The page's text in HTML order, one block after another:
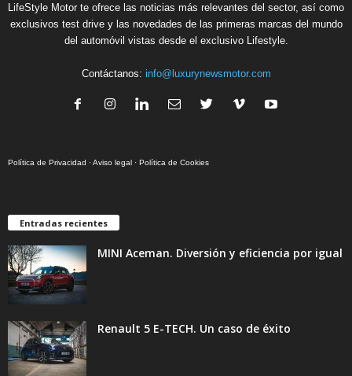
LifeStyle Motor te ofrece las noticias más relevantes del sector, así como
exclusivos test drive y las novedades de las primeras marcas del mundo
del automóvil vistas desde el exclusivo Lifestyle.
Contáctanos: info@luxurynewsmotor.com
Política de Privacidad ·Aviso legal · Política de Cookies
Entradas recientes
MINI Aceman. Diversión y eficiencia por igual
Renault 5 E-TECH. Un caso de éxito